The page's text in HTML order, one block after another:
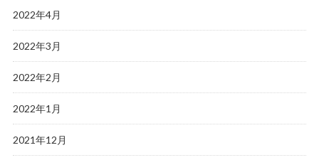
2022年4月
2022年3月
2022年2月
2022年1月
2021年12月